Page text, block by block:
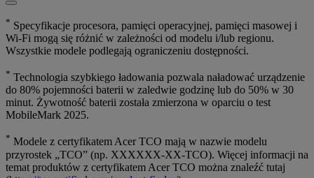
* Specyfikacje procesora, pamięci operacyjnej, pamięci masowej i
Wi-Fi mogą się różnić w zależności od modelu i/lub regionu.
Wszystkie modele podlegają ograniczeniu dostępności.
* Technologia szybkiego ładowania pozwala naładować urządzenie
do 80% pojemności baterii w zaledwie godzinę lub do 50% w 30
minut. Żywotność baterii została zmierzona w oparciu o test
MobileMark 2025.
* Modele z certyfikatem Acer TCO mają w nazwie modelu
przyrostek „TCO” (np. XXXXXX-XX-TCO). Więcej informacji na
temat produktów z certyfikatem Acer TCO można znaleźć tutaj